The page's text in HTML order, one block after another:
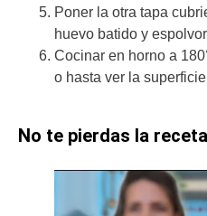
Poner la otra tapa
huevo batido y
Cocinar en horno a
o hasta ver la
No te pierdas la